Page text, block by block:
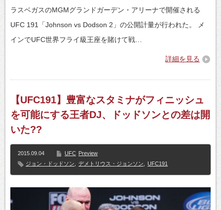
ラスベガスのMGMグランドガーデン・アリーナで開催される
UFC 191「Johnson vs Dodson 2」の公開計量が行われた。 メ
インでUFC世界フライ級王座を賭けて戦…
詳細を見る
【UFC191】豊富なスタミナがフィニッシュ
を可能にする王者DJ、ドッドソンとの差は開
いた??
2015.09.04 UFC Preview
ジョン・ドッドソン
デメトリウス・ジョンソン UFC191